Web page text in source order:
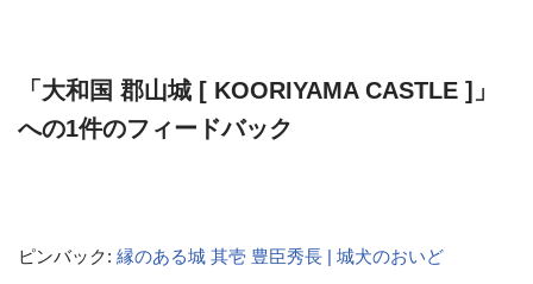
「大和国 郡山城 [ KOORIYAMA CASTLE ]」
への1件のフィードバック
ピンバック: 縁のある城 其壱 豊臣秀長 | 城犬のおいど